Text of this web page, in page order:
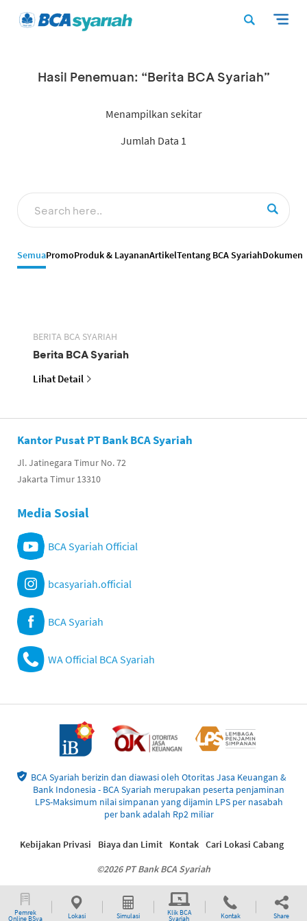
Pemrek
Online BSya Lokasi Simulasi Klik BCA
Syariah Kontak Share
Hasil Penemuan: “Berita BCA Syariah”
Menampilkan sekitar
Jumlah Data 1
SemuaPromoProduk & LayananArtikelTentang BCA SyariahDokumen
BERITA BCA SYARIAH
Berita BCA Syariah
Lihat Detail
Kantor Pusat PT Bank BCA Syariah
Jl. Jatinegara Timur No. 72
Jakarta Timur 13310
Media Sosial
BCA Syariah Official
bcasyariah.official
BCA Syariah
WA Official BCA Syariah
BCA Syariah berizin dan diawasi oleh Otoritas Jasa Keuangan &
Bank Indonesia - BCA Syariah merupakan peserta penjaminan
LPS-Maksimum nilai simpanan yang dijamin LPS per nasabah
per bank adalah Rp2 miliar
©2026 PT Bank BCA Syariah
Kebijakan Privasi Biaya dan Limit Kontak Cari Lokasi Cabang